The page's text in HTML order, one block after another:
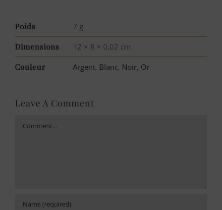
Poids 7 g
Dimensions 12 × 8 × 0,02 cm
Couleur Argent, Blanc, Noir, Or
Leave A Comment
Comment